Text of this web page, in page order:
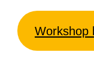
Workshop